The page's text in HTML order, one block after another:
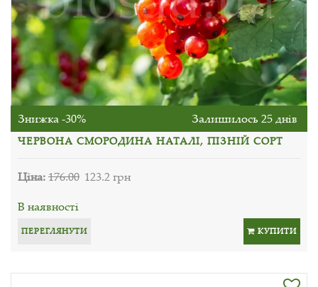
Знижка -30% Залишилось 25 днів
ЧЕРВОНА СМОРОДИНА НАТАЛІ, ПІЗНІЙ СОРТ
Ціна:176.00 123.2 грн
В наявності
ПЕРЕГЛЯНУТИ КУПИТИ